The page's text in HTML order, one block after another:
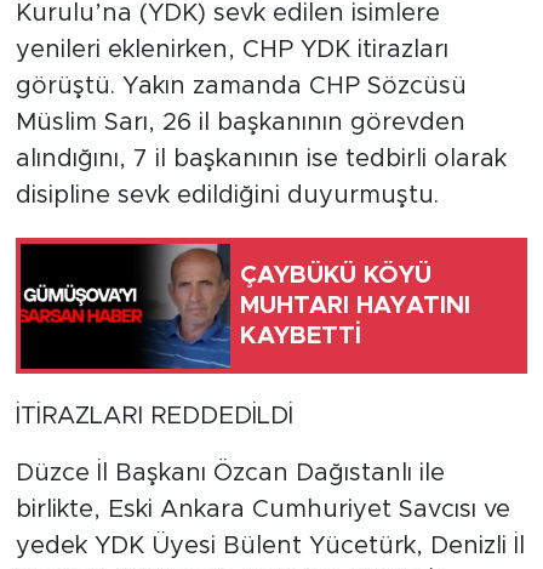
Kurulu’na (YDK) sevk edilen isimlere
yenileri eklenirken, CHP YDK itirazları
görüştü. Yakın zamanda CHP Sözcüsü
Müslim Sarı, 26 il başkanının görevden
alındığını, 7 il başkanının ise tedbirli olarak
disipline sevk edildiğini duyurmuştu.
ÇAYBÜKÜ KÖYÜ
MUHTARI HAYATINI
KAYBETTİ
İTİRAZLARI REDDEDİLDİ
Düzce İl Başkanı Özcan Dağıstanlı ile
birlikte, Eski Ankara Cumhuriyet Savcısı ve
yedek YDK Üyesi Bülent Yücetürk, Denizli İl